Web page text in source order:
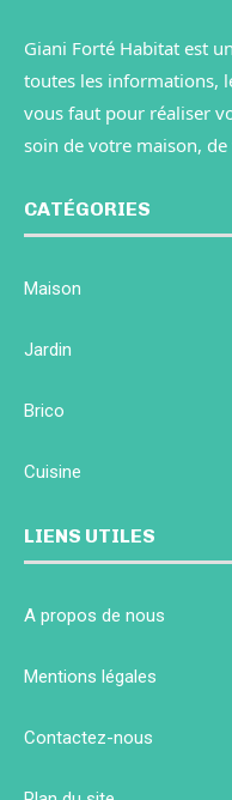
Giani Forté Habitat est
toutes les informations,
vous faut pour réaliser
soin de votre maison,
CATÉGORIES
Maison
Jardin
Brico
Cuisine
LIENS UTILES
A propos de nous
Mentions légales
Contactez-nous